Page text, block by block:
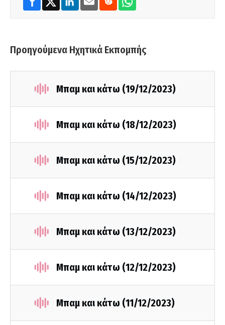
Προηγούμενα Ηχητικά Εκπομπής
Μπαμ και κάτω (19/12/2023)
Μπαμ και κάτω (18/12/2023)
Μπαμ και κάτω (15/12/2023)
Μπαμ και κάτω (14/12/2023)
Μπαμ και κάτω (13/12/2023)
Μπαμ και κάτω (12/12/2023)
Μπαμ και κάτω (11/12/2023)